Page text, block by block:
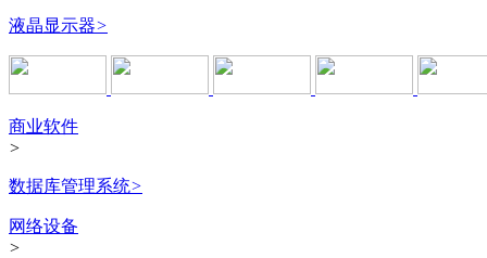
液晶显示器>
商业软件
>
数据库管理系统>
网络设备
>